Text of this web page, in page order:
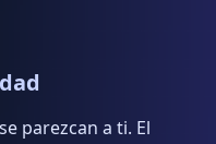
parezcan a ti. El